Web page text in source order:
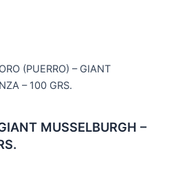
(PUERRO) – GIANT
– 100 GRS.
MUSSELBURGH –